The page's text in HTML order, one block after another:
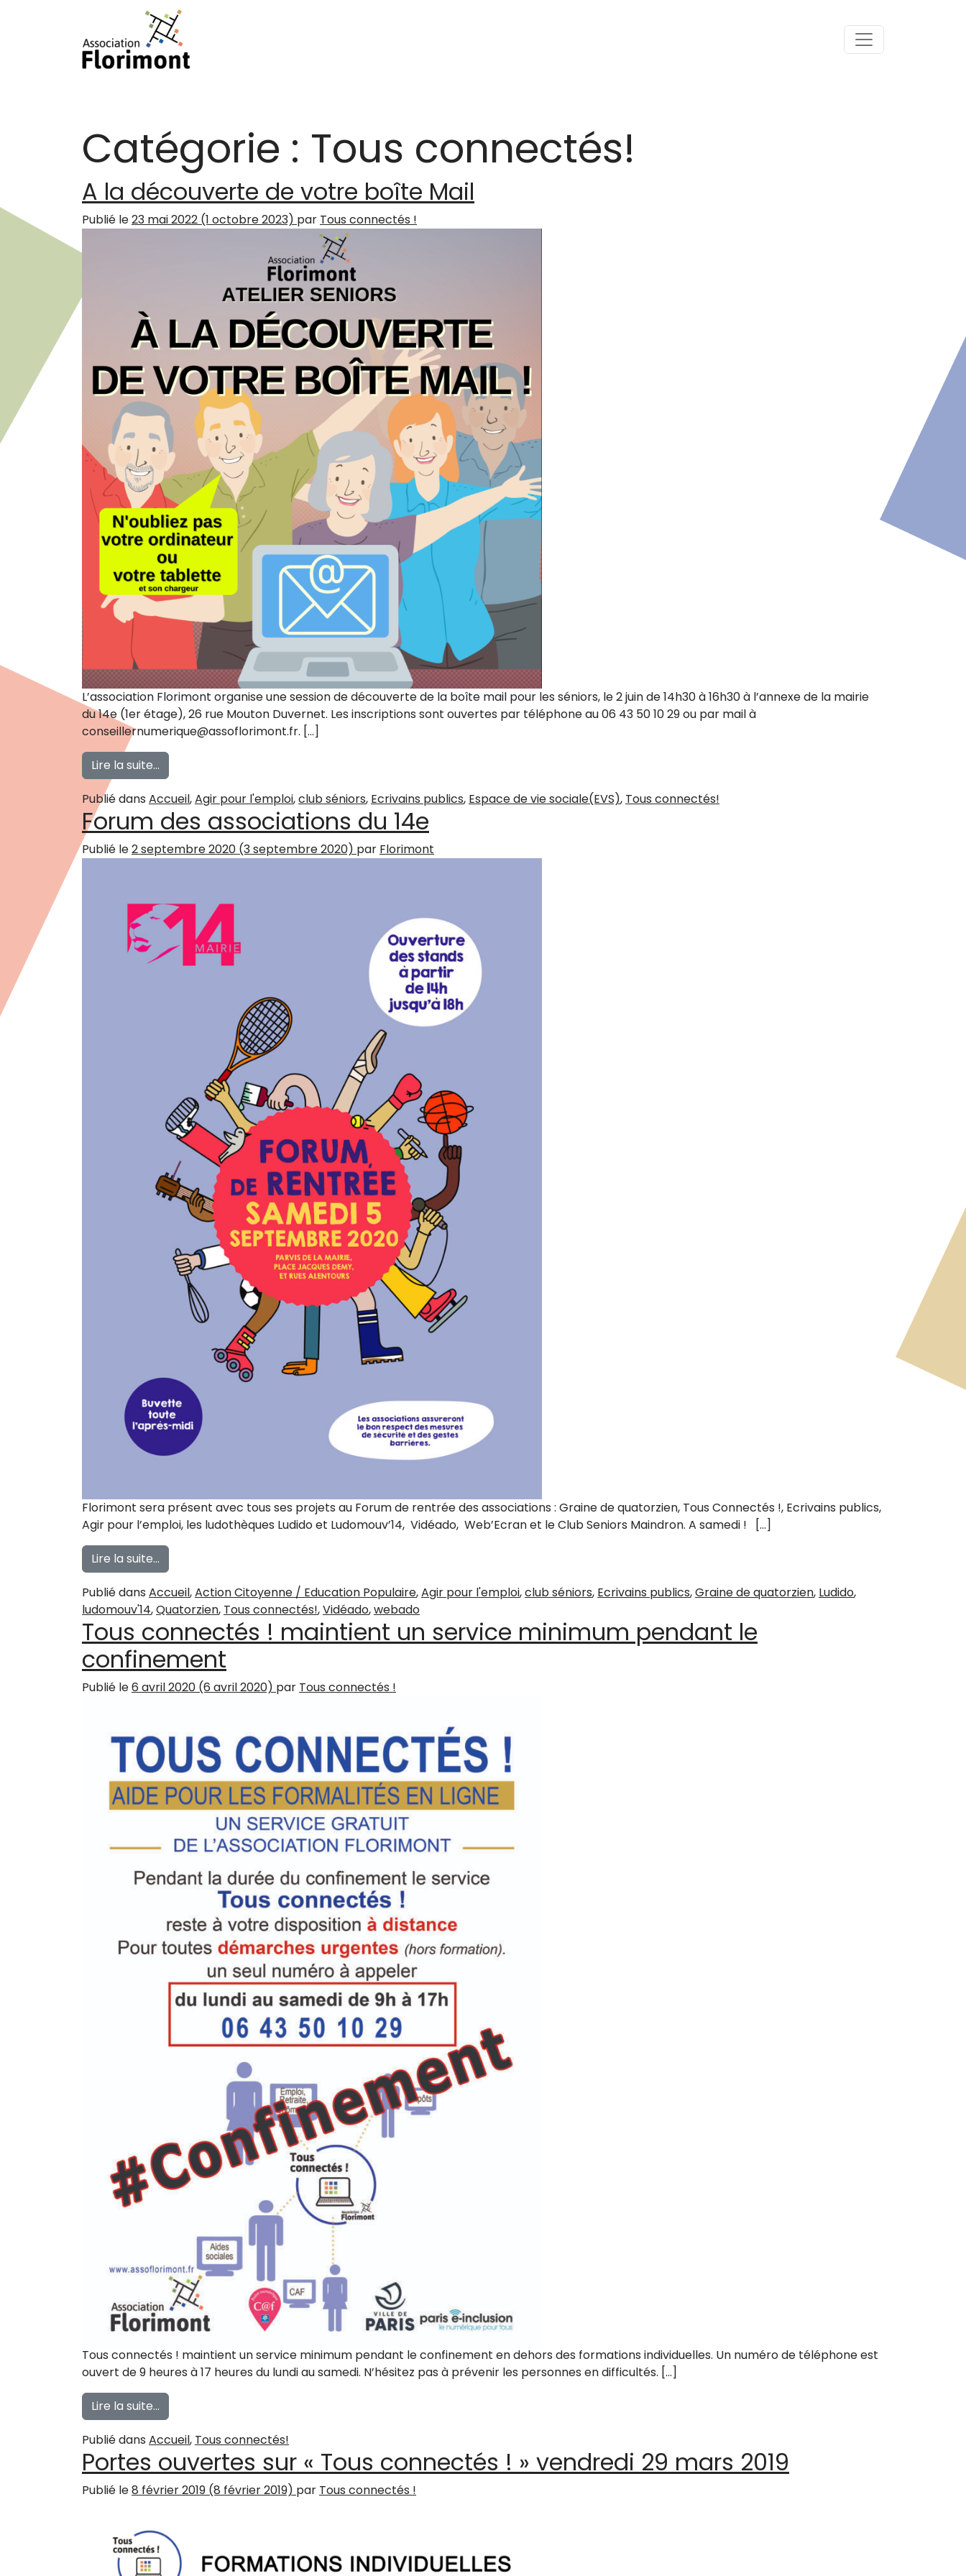
Navigation principale
Catégorie : Tous connectés!
A la découverte de votre boîte Mail
Publié le23 mai 2022 (1 octobre 2023) par Tous connectés !
L’association Florimont organise une session de découverte de la boîte mail pour les séniors, le 2 juin de 14h30 à 16h30 à l’annexe de la mairie
du 14e (1er étage), 26 rue Mouton Duvernet. Les inscriptions sont ouvertes par téléphone au 06 43 50 10 29 ou par mail à
conseillernumerique@assoflorimont.fr. […]
Lire la suite…
Publié dans Accueil,Agir pour l'emploi,club séniors, Ecrivains publics, Espace de vie sociale(EVS), Tous connectés!
Forum des associations du 14e
Publié le2 septembre 2020 (3 septembre 2020) par Florimont
Florimont sera présent avec tous ses projets au Forum de rentrée des associations : Graine de quatorzien, Tous Connectés !, Ecrivains publics,
Agir pour l’emploi, les ludothèques Ludido et Ludomouv’14, Vidéado, Web’Ecran et le Club Seniors Maindron. A samedi ! […]
Lire la suite…
Publié dans Accueil,Action Citoyenne / Education Populaire,Agir pour l'emploi,club séniors, Ecrivains publics,Graine de quatorzien, Ludido,
ludomouv'14,Quatorzien, Tous connectés!,Vidéado,webado
Tous connectés ! maintient un service minimum pendant le
confinement
Publié le6 avril 2020 (6 avril 2020) par Tous connectés !
Tous connectés ! maintient un service minimum pendant le confinement en dehors des formations individuelles. Un numéro de téléphone est
ouvert de 9 heures à 17 heures du lundi au samedi. N’hésitez pas à prévenir les personnes en difficultés. […]
Lire la suite…
Publié dans Accueil, Tous connectés!
Portes ouvertes sur « Tous connectés ! » vendredi 29 mars 2019
Publié le8 février 2019 (8 février 2019) par Tous connectés !